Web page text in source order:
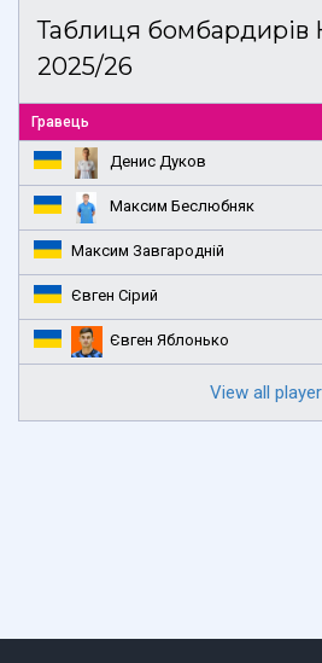
Таблиця бомбардирів
2025/26
Гравець
Денис Дуков
Максим Беслюбняк
Максим Завгародній
Євген Сірий
Євген Яблонько
View all